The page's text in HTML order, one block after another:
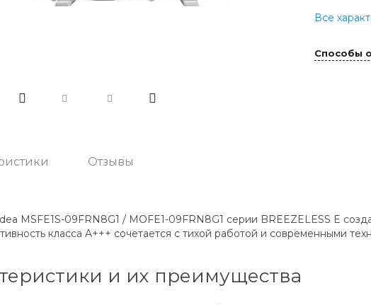
Все
Способы
Отзывы
MSFE1S-09FRN8G1 / MOFE1-09FRN8G1 серии BREEZELESS E
класса A+++ сочетается с тихой работой и современными
и их преимущества